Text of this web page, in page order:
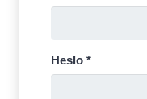
Heslo *Povinné